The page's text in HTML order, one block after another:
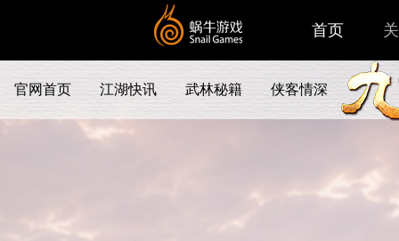
首页
官网首页 江湖快讯 武林秘籍 侠客情深